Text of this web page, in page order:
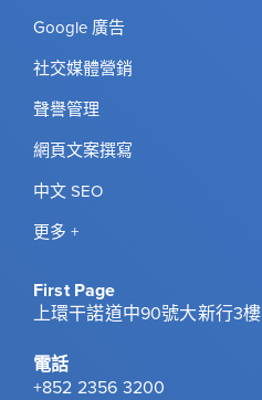
Google 廣告
社交媒體營銷
聲譽管理
網頁文案撰寫
中文 SEO
更多 +
First Page
上環干諾道中90號大新行3樓
電話
+852 2356 3200